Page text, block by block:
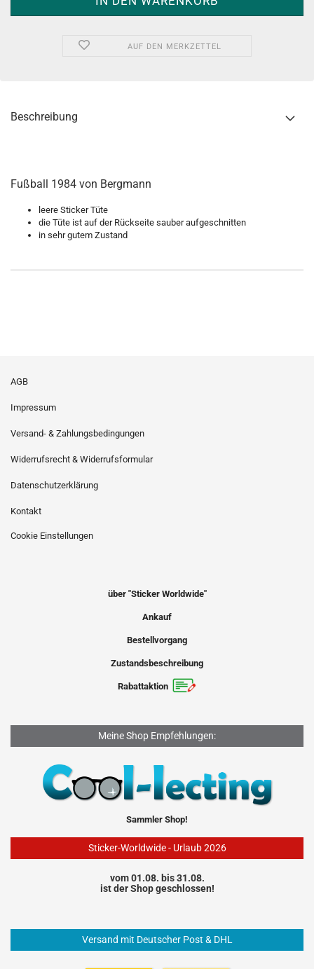
AUF DEN MERKZETTEL
Beschreibung
Fußball 1984 von Bergmann
leere Sticker Tüte
die Tüte ist auf der Rückseite sauber aufgeschnitten
in sehr gutem Zustand
AGB
Impressum
Versand- & Zahlungsbedingungen
Widerrufsrecht & Widerrufsformular
Datenschutzerklärung
Kontakt
Cookie Einstellungen
über "Sticker Worldwide"
Ankauf
Bestellvorgang
Zustandsbeschreibung
Rabattaktion
Meine Shop Empfehlungen:
Sammler Shop!
Sticker-Worldwide - Urlaub 2026
vom 01.08. bis 31.08.
ist der Shop geschlossen!
Versand mit Deutscher Post & DHL